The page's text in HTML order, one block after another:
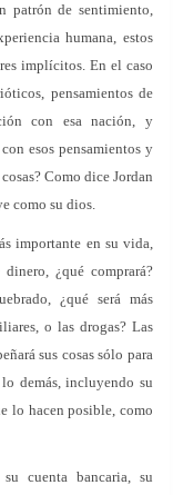
patrón de sentimiento,
humana, estos
implícitos. En el caso
pensamientos de
con esa nación, y
esos pensamientos y
Como dice Jordan
como su dios.
importante en su vida,
¿qué comprará?
¿qué será más
o las drogas? Las
sus cosas sólo para
demás, incluyendo su
lo hacen posible, como
cuenta bancaria, su